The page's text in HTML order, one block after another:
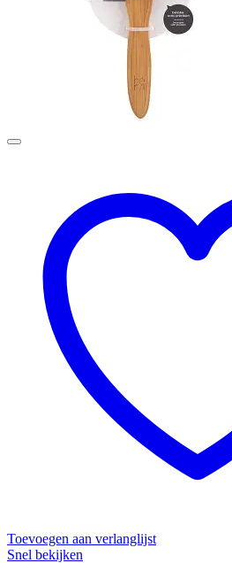
Toevoegen aan verlanglijst
Snel bekijken